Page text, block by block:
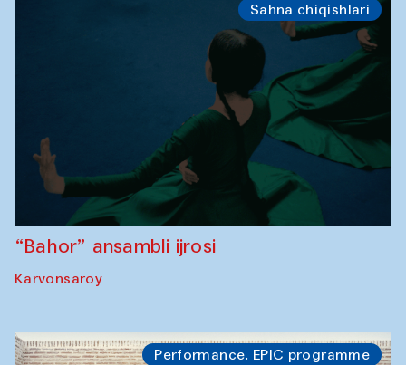
Sahna chiqishlari
“Bahor” ansambli ijrosi
Karvonsaroy
Performance. EPIC programme